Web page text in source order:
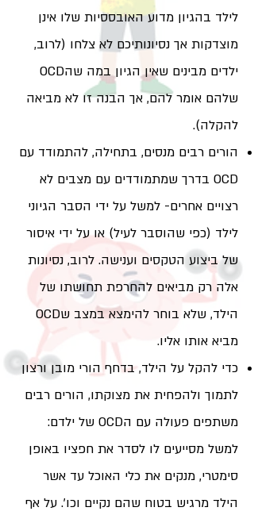
לילד בהגיון מדוע האובססיות שלו אינן
מוצדקות אך נסיונותיכם לא צלחו (לרוב,
ילדים מבינים שאין הגיון במה שהOCD
שלהם אומר להם, אך הבנה זו לא מביאה
להקלה).
הורים רבים מנסים, בתחילה, להתמודד עם
OCD בדרך שמתמודדים עם מצבים לא
רצויים אחרים- למשל על ידי הסבר הגיוני
לילד (כפי שהוסבר לעיל) או על ידי איסור
של ביצוע הטקסים וענישה. לרוב, נסיונות
אלה רק מביאים להחרפת תחושתו של
הילד, שלא בוחר להימצא במצב שOCD
מביא אותו אליו.
כדי להקל על הילד, בדחף הורי מובן ורצון
לתמוך ולהפחית את מצוקתו, הורים רבים
משתפים פעולה עם הOCD של ילדם:
למשל מסייעים לו לסדר את חפציו באופן
סימטרי, מנקים את כלי האוכל עד אשר
הילד מרגיש בטוח שהם נקיים וכו'. על אף